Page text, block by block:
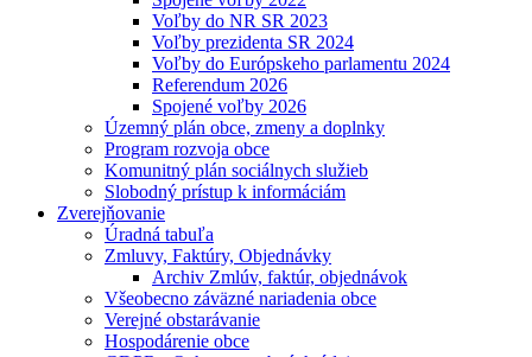
Voľby do NR SR 2023
Voľby prezidenta SR 2024
Voľby do Európskeho parlamentu 2024
Referendum 2026
Spojené voľby 2026
Územný plán obce, zmeny a doplnky
Program rozvoja obce
Komunitný plán sociálnych služieb
Slobodný prístup k informáciám
Zverejňovanie
Úradná tabuľa
Zmluvy, Faktúry, Objednávky
Archiv Zmlúv, faktúr, objednávok
Všeobecno záväzné nariadenia obce
Verejné obstarávanie
Hospodárenie obce